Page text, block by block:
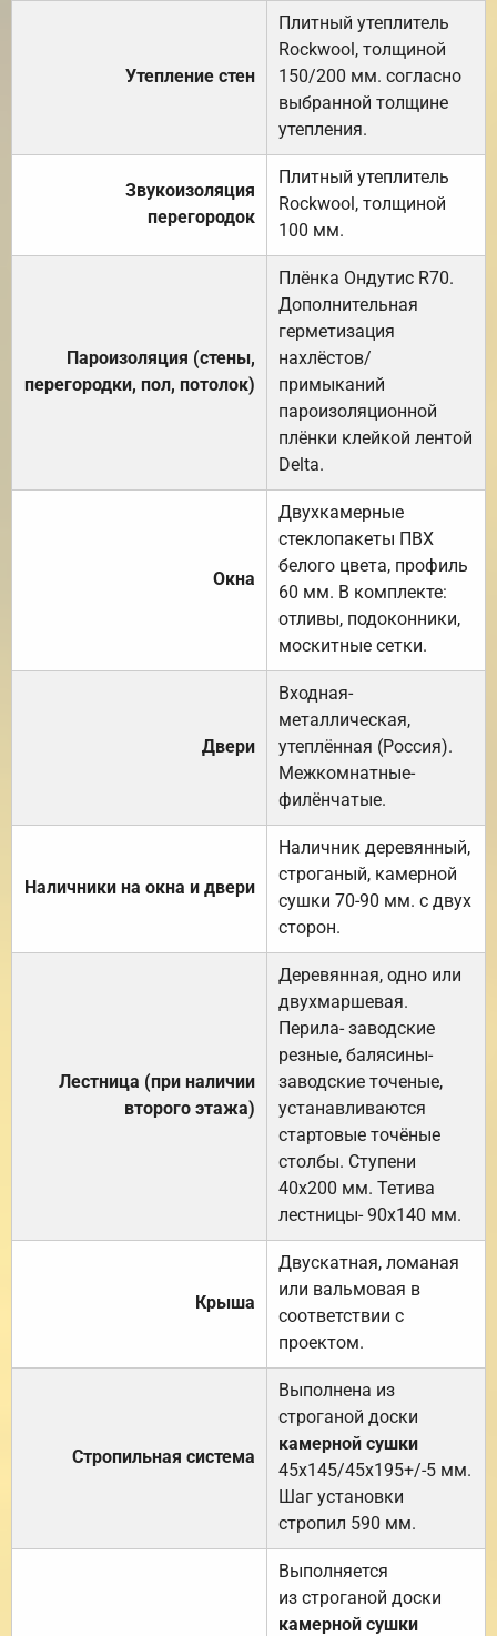
Утепление стен
Плитный утеплитель
Rockwool, толщиной
150/200 мм. согласно
выбранной толщине
утепления.
Звукоизоляция
перегородок
Плитный утеплитель
Rockwool, толщиной
100 мм.
Пароизоляция (стены,
перегородки, пол, потолок)
Плёнка Ондутис R70.
Дополнительная
герметизация
нахлёстов/
примыканий
пароизоляционной
плёнки клейкой лентой
Delta.
Окна
Двухкамерные
стеклопакеты ПВХ
белого цвета, профиль
60 мм. В комплекте:
отливы, подоконники,
москитные сетки.
Двери
Входная-
металлическая,
утеплённая (Россия).
Межкомнатные-
филёнчатые.
Наличники на окна и двери
Наличник деревянный,
строганый, камерной
сушки 70-90 мм. с двух
сторон.
Лестница (при наличии
второго этажа)
Деревянная, одно или
двухмаршевая.
Перила- заводские
резные, балясины-
заводские точеные,
устанавливаются
стартовые точёные
столбы. Ступени
40х200 мм. Тетива
лестницы- 90х140 мм.
Крыша
Двускатная, ломаная
или вальмовая в
соответствии с
проектом.
Стропильная система
Выполнена из
строганой доски
камерной сушки
45х145/45х195+/-5 мм.
Шаг установки
стропил 590 мм.
Выполняется
из строганой доски
камерной сушки